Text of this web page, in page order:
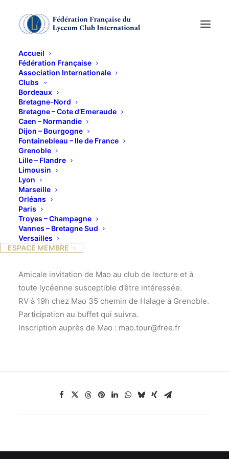
Accueil
Fédération Française
Association Internationale
Clubs
Bordeaux
Bretagne-Nord
Bretagne – Cote d’Emeraude
Caen – Normandie
Dijon – Bourgogne
Fontainebleau – Ile de France
Grenoble
Lille – Flandre
Limousin
Lyon
Marseille
Orléans
Paris
Troyes – Champagne
Vannes – Bretagne Sud
Versailles
ESPACE MEMBRE
Soirée littéraire du
L&D autour d'une
grenobloise
remarquable
« Suzanne Renaud, femme de lettre, poétesse et
Amicale invitation de Mao au club de lecture et à
toute lycéenne susceptible d’être intéressée.
RV à 19h chez Mao 35 chemin de Halage à Grenoble.
Participation au buffet qui suivra.
Inscription auprès de Mao : mao.tour@free.fr